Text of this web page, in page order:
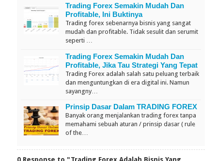
Trading Forex Semakin Mudah Dan
Profitable, Ini Buktinya
Trading forex sebenarnya bisnis yang sangat
mudah dan profitable. Tidak sesulit dan serumit
seperti …
Trading Forex Semakin Mudah Dan
Profitable, Jika Tau Strategi Yang Tepat
Trading Forex adalah salah satu peluang terbaik
dan menguntungkan di era digital ini. Namun
sayangny…
Prinsip Dasar Dalam TRADING FOREX
Banyak orang menjalankan trading forex tanpa
memahami sebuah aturan / prinsip dasar ( rule
of the…